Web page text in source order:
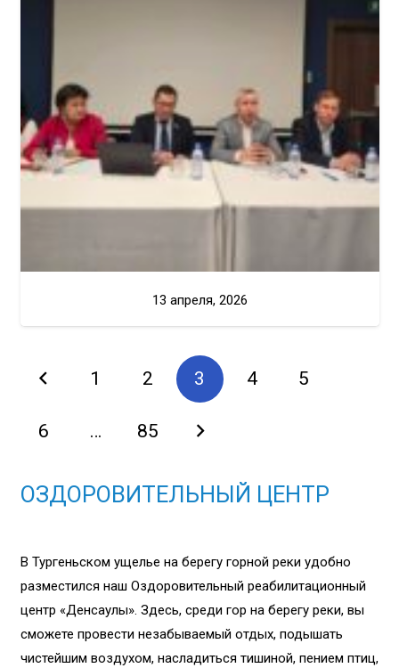
13 апреля, 2026
1 2 3 4 5
6 … 85
ОЗДОРОВИТЕЛЬНЫЙ ЦЕНТР
В Тургеньском ущелье на берегу горной реки удобно
разместился наш Оздоровительный реабилитационный
центр «Денсаулық». Здесь, среди гор на берегу реки, вы
сможете провести незабываемый отдых, подышать
чистейшим воздухом, насладиться тишиной, пением птиц,